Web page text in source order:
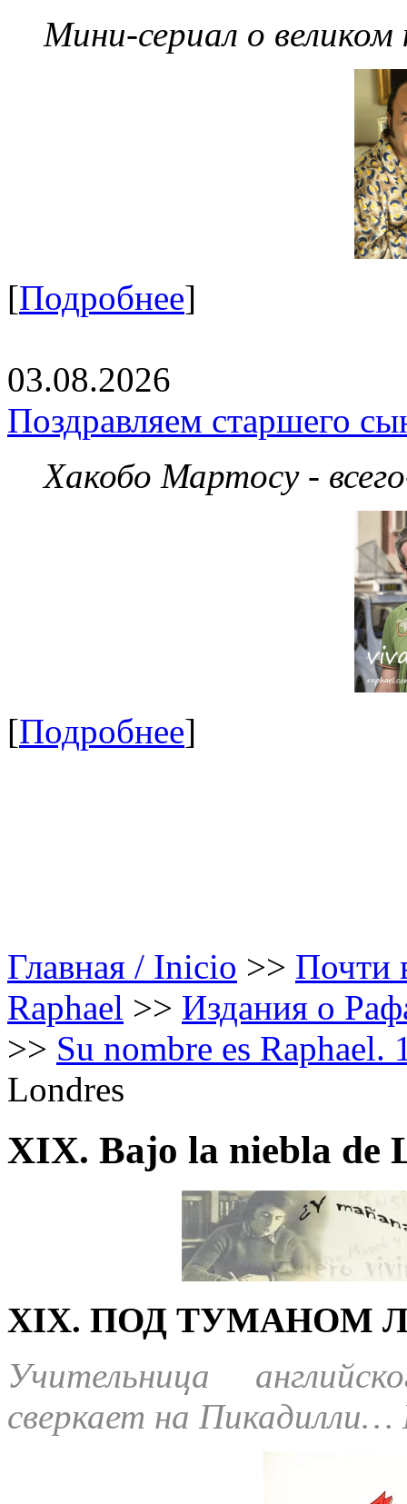
Мини-сериал о великом
[Подробнее]
03.08.2026
Поздравляем старшего
Хакобо Мартосу -
[Подробнее]
Главная / Inicio >> Почти
Raphael >> Издания о
>> Su nombre es Raphael.
Londres
XIX. Bajo la niebla de
XIX. ПОД ТУМАНОМ
Учительница
сверкает на